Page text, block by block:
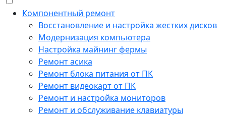
Компонентный ремонт
Восстановление и настройка жестких дисков
Модернизация компьютера
Настройка майнинг фермы
Ремонт асика
Ремонт блока питания от ПК
Ремонт видеокарт от ПК
Ремонт и настройка мониторов
Ремонт и обслуживание клавиатуры